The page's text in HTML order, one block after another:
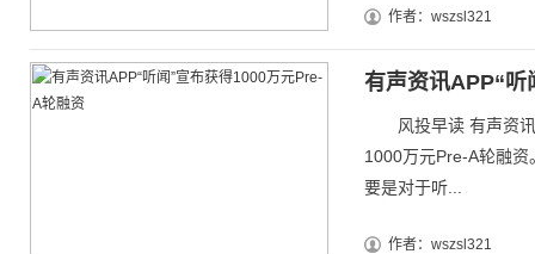
作者：wszsl321
有声资讯APP“听
风投早读 有声资讯
1000万元Pre-A轮融
要是对于听...
作者：wszsl321